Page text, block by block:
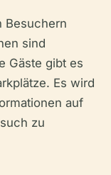
Besuchern
sind
Gäste gibt es
Es wird
auf
zu